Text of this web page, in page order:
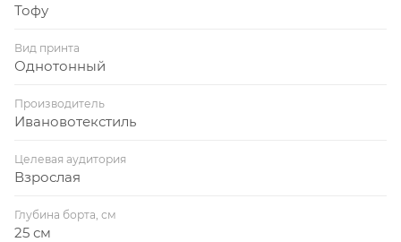
Тофу
Вид принта
Однотонный
Производитель
Ивановотекстиль
Целевая аудитория
Взрослая
Глубина борта, см
25 см